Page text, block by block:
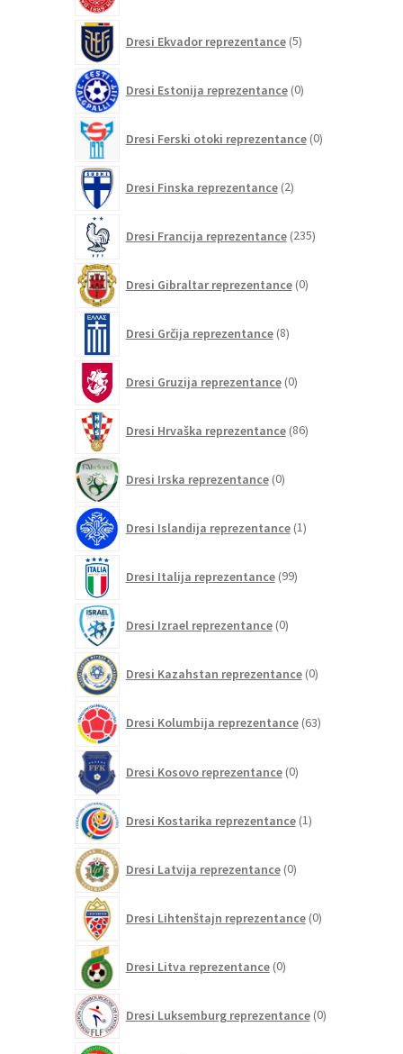
Dresi Ekvador reprezentance 5izdelkov
Dresi Estonija reprezentance 0izdelkov
Dresi Ferski otoki reprezentance 0izdelkov
Dresi Finska reprezentance 2izdelka
Dresi Francija reprezentance 235izdelkov
Dresi Gibraltar reprezentance 0izdelkov
Dresi Grčija reprezentance 8izdelkov
Dresi Gruzija reprezentance 0izdelkov
Dresi Hrvaška reprezentance 86izdelkov
Dresi Irska reprezentance 0izdelkov
Dresi Islandija reprezentance 1izdelek
Dresi Italija reprezentance 99izdelkov
Dresi Izrael reprezentance 0izdelkov
Dresi Kazahstan reprezentance 0izdelkov
Dresi Kolumbija reprezentance 63izdelkov
Dresi Kosovo reprezentance 0izdelkov
Dresi Kostarika reprezentance 1izdelek
Dresi Latvija reprezentance 0izdelkov
Dresi Lihtenštajn reprezentance 0izdelkov
Dresi Litva reprezentance 0izdelkov
Dresi Luksemburg reprezentance 0izdelkov